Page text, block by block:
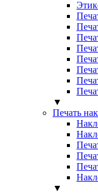
▼
Печать
▼